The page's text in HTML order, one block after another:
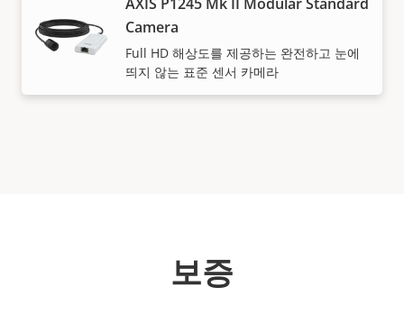
Camera
Full HD 해상도를 제공하는 완전하고 눈에
띄지 않는 표준 센서 카메라
보증